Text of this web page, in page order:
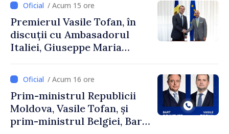
/ Acum 15 ore
Premierul Vasile Tofan, în
discuții cu Ambasadorul
Italiei, Giuseppe Maria
/ Acum 16 ore
Prim-ministrul Republicii
Moldova, Vasile Tofan, și
prim-ministrul Belgiei, Bart